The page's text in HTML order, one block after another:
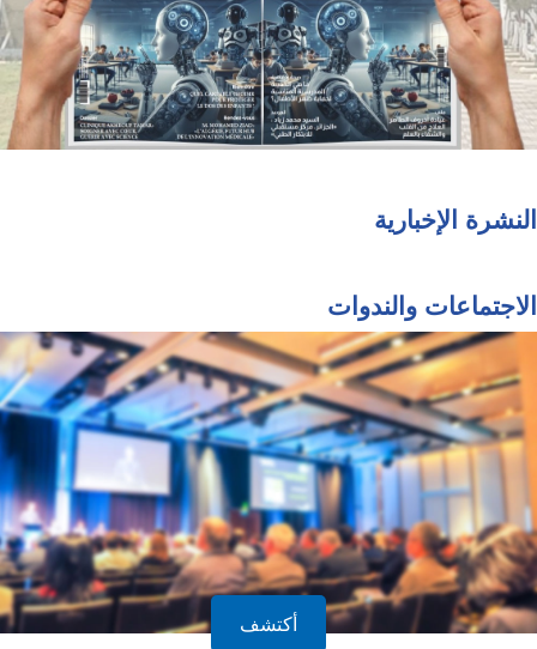
النشرة الإخبارية
الاجتماعات والندوات
أكتشف